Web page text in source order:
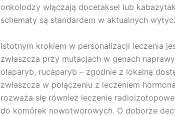
onkolodzy włączają docetaksel lub
schematy są standardem w aktualnych
Istotnym krokiem w personalizacji leczenia
zwłaszcza przy mutacjach w genach
olaparyb, rucaparyb – zgodnie z lokalną
zwłaszcza w połączeniu z leczeniem
rozważa się również leczenie
do komórek nowotworowych. O doborze